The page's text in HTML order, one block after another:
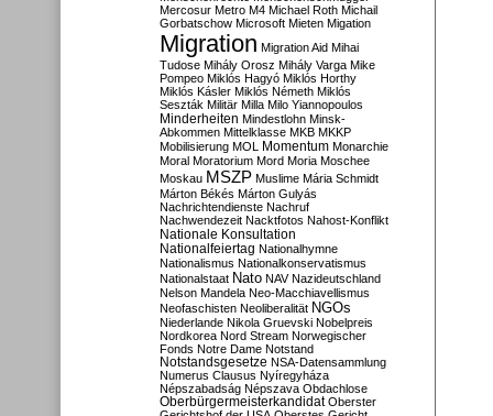
Mercosur Metro M4 Michael Roth Michail
Gorbatschow Microsoft Mieten Migation
Migration Migration Aid Mihai
Tudose Mihály Orosz Mihály Varga Mike
Pompeo Miklós Hagyó Miklós Horthy
Miklós Kásler Miklós Németh Miklós
Seszták Militär Milla Milo Yiannopoulos
Minderheiten Mindestlohn Minsk-
Abkommen Mittelklasse MKB MKKP
Mobilisierung MOL Momentum Monarchie
Moral Moratorium Mord Moria Moschee
Moskau MSZP Muslime Mária Schmidt
Márton Békés Márton Gulyás
Nachrichtendienste Nachruf
Nachwendezeit Nacktfotos Nahost-Konflikt
Nationale Konsultation
Nationalfeiertag Nationalhymne
Nationalismus Nationalkonservatismus
Nationalstaat Nato NAV Nazideutschland
Nelson Mandela Neo-Macchiavellismus
Neofaschisten Neoliberalität NGOs
Niederlande Nikola Gruevski Nobelpreis
Nordkorea Nord Stream Norwegischer
Fonds Notre Dame Notstand
Notstandsgesetze NSA-Datensammlung
Numerus Clausus Nyíregyháza
Népszabadság Népszava Obdachlose
Oberbürgermeisterkandidat Oberster